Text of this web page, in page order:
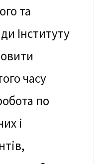
та
Інституту
часу
по
і